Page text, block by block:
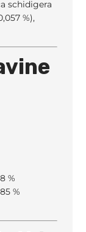
schidigera
%),
%
%